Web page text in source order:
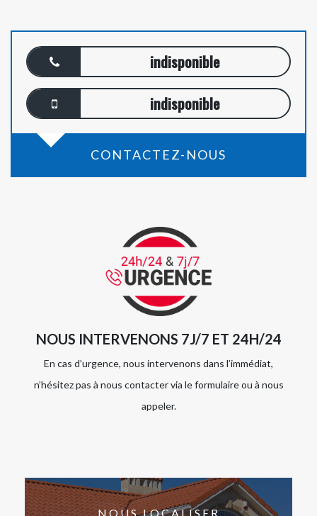
indisponible
indisponible
CONTACTEZ-NOUS
NOUS INTERVENONS 7J/7 ET 24H/24
En cas d’urgence, nous intervenons dans l’immédiat,
n’hésitez pas à nous contacter via le formulaire ou à nous
appeler.
NOUS LOCALISER